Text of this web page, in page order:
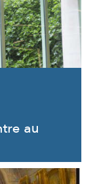
au